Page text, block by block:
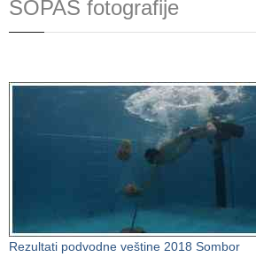
SOPAS fotografije
Rezultati podvodne veštine 2018 Sombor